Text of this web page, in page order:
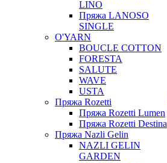
LINO
Пряжа LANOSO
SINGLE
O'YARN
BOUCLE COTTON
FORESTA
SALUTE
WAVE
USTA
Пряжа Rozetti
Пряжа Rozetti Lumen
Пряжа Rozetti Destina
Пряжа Nazli Gelin
NAZLI GELIN
GARDEN